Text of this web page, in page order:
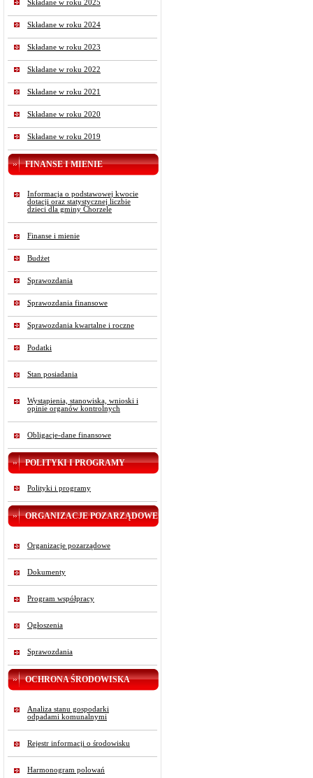
Składane w roku 2025
Składane w roku 2024
Składane w roku 2023
Składane w roku 2022
Składane w roku 2021
Składane w roku 2020
Składane w roku 2019
FINANSE I MIENIE
Informacja o podstawowej kwocie
dotacji oraz statystycznej liczbie
dzieci dla gminy Chorzele
Finanse i mienie
Budżet
Sprawozdania
Sprawozdania finansowe
Sprawozdania kwartalne i roczne
Podatki
Stan posiadania
Wystąpienia, stanowiska, wnioski i
opinie organów kontrolnych
Obligacje-dane finansowe
POLITYKI I PROGRAMY
Polityki i programy
ORGANIZACJE POZARZĄDOWE
Organizacje pozarządowe
Dokumenty
Program współpracy
Ogłoszenia
Sprawozdania
OCHRONA ŚRODOWISKA
Analiza stanu gospodarki
odpadami komunalnymi
Rejestr informacji o środowisku
Harmonogram polowań